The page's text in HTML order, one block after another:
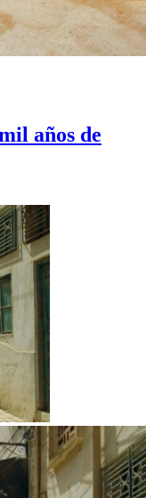
años de